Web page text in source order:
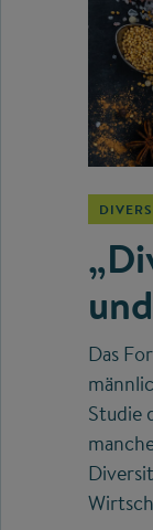
Das
Studie